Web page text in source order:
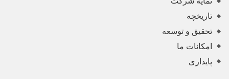
تاریخچه
تحقیق و توسعه
امکانات ما
پایداری